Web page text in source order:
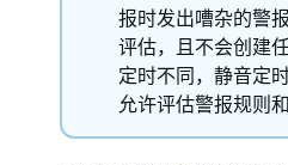
报时发出嘈杂的警
评估，且不会创建
定时不同，静音定
允许评估警报规则